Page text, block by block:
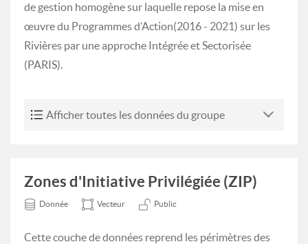
de gestion homogène sur laquelle repose la mise en
œuvre du Programmes d’Action(2016 - 2021) sur les
Rivières par une approche Intégrée et Sectorisée
(PARIS).
Afficher toutes les données du groupe
Zones d'Initiative Privilégiée (ZIP)
Donnée Vecteur Public
Cette couche de données reprend les périmètres des